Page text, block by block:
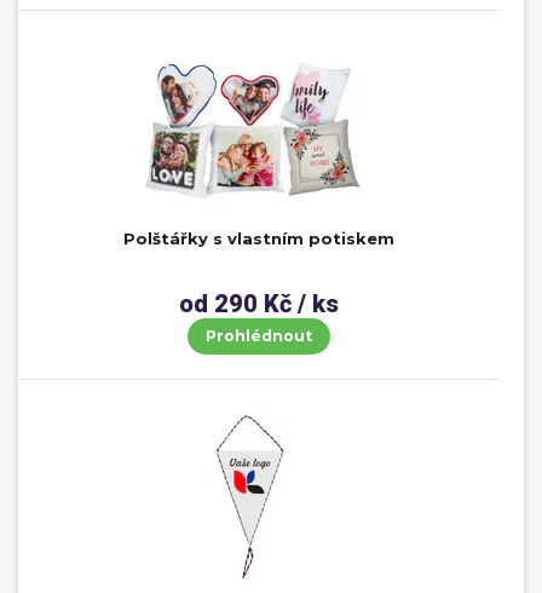
Polštářky s vlastním potiskem
od 290 Kč / ks
Prohlédnout